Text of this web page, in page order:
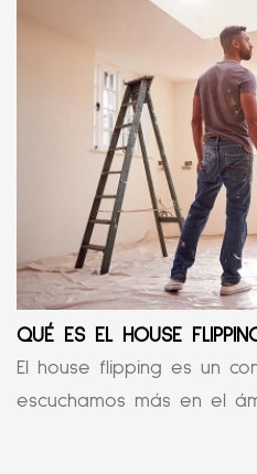
QUÉ ES EL HOUSE
El house flipping es un
escuchamos más en el